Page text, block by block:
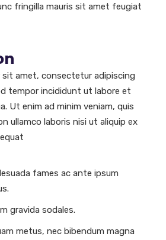
fringilla mauris sit amet feugiat
sit amet, consectetur adipiscing
tempor incididunt ut labore et
Ut enim ad minim veniam, quis
ullamco laboris nisi ut aliquip ex
fames ac ante ipsum
gravida sodales.
metus, nec bibendum magna